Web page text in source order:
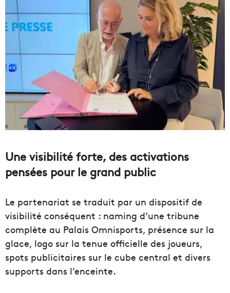
Une visibilité forte, des activations
pensées pour le grand public
Le partenariat se traduit par un dispositif de
visibilité conséquent : naming d’une tribune
complète au Palais Omnisports, présence sur la
glace, logo sur la tenue officielle des joueurs,
spots publicitaires sur le cube central et divers
supports dans l’enceinte.